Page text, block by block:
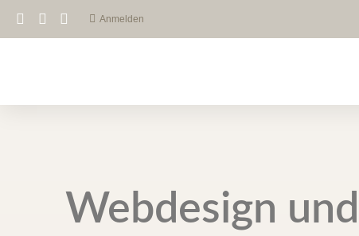
Anmelden
Webdesign